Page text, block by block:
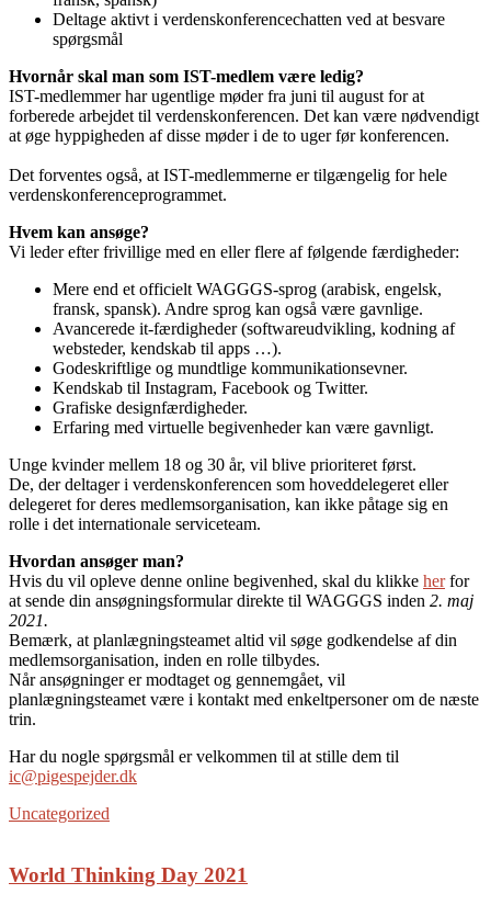
Deltage aktivt i verdenskonferencechatten ved at besvare
spørgsmål
Hvornår skal man som IST-medlem være ledig?
IST-medlemmer har ugentlige møder fra juni til august for at
forberede arbejdet til verdenskonferencen. Det kan være nødvendigt
at øge hyppigheden af ​​disse møder i de to uger før konferencen.
Det forventes også, at IST-medlemmerne er tilgængelig for hele
verdenskonferenceprogrammet.
Hvem kan ansøge?
Vi leder efter frivillige med en eller flere af følgende færdigheder:
Mere end et officielt WAGGGS-sprog (arabisk, engelsk,
fransk, spansk). Andre sprog kan også være gavnlige.
Avancerede it-færdigheder (softwareudvikling, kodning af
websteder, kendskab til apps …).
Gode ​​skriftlige og mundtlige kommunikationsevner.
Kendskab til Instagram, Facebook og Twitter.
Grafiske designfærdigheder.
Erfaring med virtuelle begivenheder kan være gavnligt.
Unge kvinder mellem 18 og 30 år, vil blive prioriteret først.
De, der deltager i verdenskonferencen som hoveddelegeret eller
delegeret for deres medlemsorganisation, kan ikke påtage sig en
rolle i det internationale serviceteam.
Hvordan ansøger man?
Hvis du vil opleve denne online begivenhed, skal du klikke herfor
at sende din ansøgningsformular direkte til WAGGGS inden 2. maj
2021.
Bemærk, at planlægningsteamet altid vil søge godkendelse af din
medlemsorganisation, inden en rolle tilbydes.
Når ansøgninger er modtaget og gennemgået, vil
planlægningsteamet være i kontakt med enkeltpersoner om de næste
trin.
Har du nogle spørgsmål er velkommen til at stille dem til
ic@pigespejder.dk
Uncategorized
World Thinking Day 2021